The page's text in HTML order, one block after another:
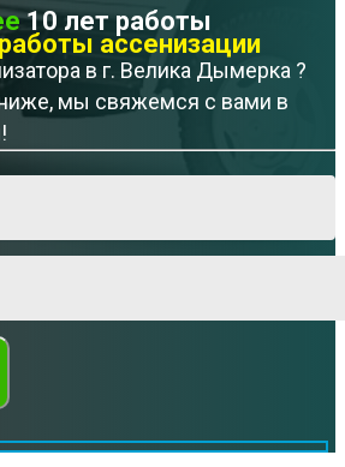
10 лет работы
работы ассенизации
в г. Велика Дымерка ?
мы свяжемся с вами в